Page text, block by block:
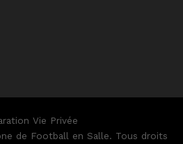
Vie Privée
de Football en Salle. Tous droits